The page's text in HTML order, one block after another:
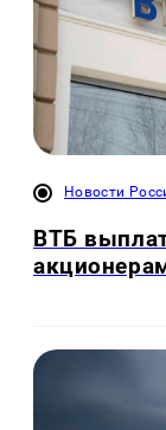
Новости
ВТБ